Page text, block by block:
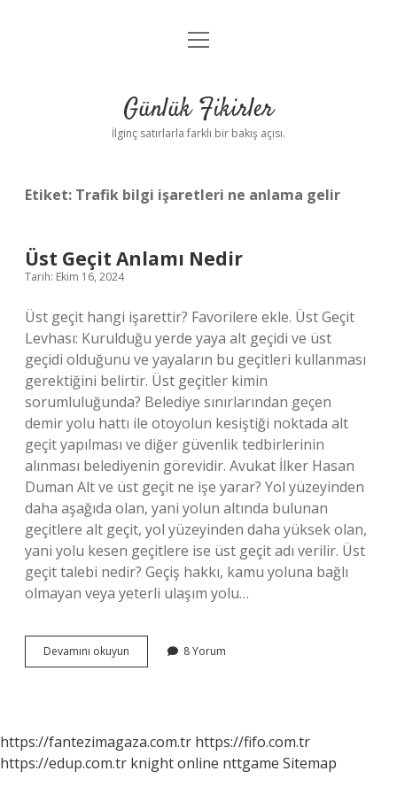
Anasayfa
Yasal Uyarı
menüyü
Günlük Fikirler
İlginç satırlarla farklı bir bakış açısı.
Etiket: Trafik bilgi işaretleri ne anlama gelir
Üst Geçit Anlamı Nedir
Tarih: Ekim 16, 2024
Üst geçit hangi işarettir? Favorilere ekle. Üst Geçit
Levhası: Kurulduğu yerde yaya alt geçidi ve üst
geçidi olduğunu ve yayaların bu geçitleri kullanması
gerektiğini belirtir. Üst geçitler kimin
sorumluluğunda? Belediye sınırlarından geçen
demir yolu hattı ile otoyolun kesiştiği noktada alt
geçit yapılması ve diğer güvenlik tedbirlerinin
alınması belediyenin görevidir. Avukat İlker Hasan
Duman Alt ve üst geçit ne işe yarar? Yol yüzeyinden
daha aşağıda olan, yani yolun altında bulunan
geçitlere alt geçit, yol yüzeyinden daha yüksek olan,
yani yolu kesen geçitlere ise üst geçit adı verilir. Üst
geçit talebi nedir? Geçiş hakkı, kamu yoluna bağlı
olmayan veya yeterli ulaşım yolu…
Devamını okuyun
Geçit
8 Yorum
https://fantezimagaza.com.tr https://fifo.com.tr
https://edup.com.tr knight online nttgame Sitemap